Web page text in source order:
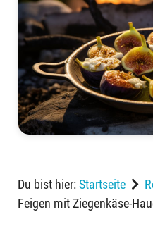
Du bist hier:Startseite
Feigen mit Ziegenkäse-